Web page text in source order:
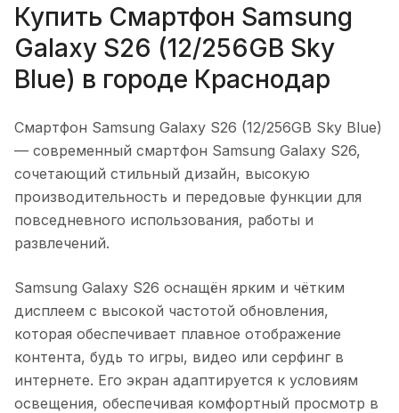
Купить Смартфон Samsung
Galaxy S26 (12/256GB Sky
Blue) в городе Краснодар
Смартфон Samsung Galaxy S26 (12/256GB Sky Blue)
— современный смартфон Samsung Galaxy S26,
сочетающий стильный дизайн, высокую
производительность и передовые функции для
повседневного использования, работы и
развлечений.
Samsung Galaxy S26 оснащён ярким и чётким
дисплеем с высокой частотой обновления,
которая обеспечивает плавное отображение
контента, будь то игры, видео или серфинг в
интернете. Его экран адаптируется к условиям
освещения, обеспечивая комфортный просмотр в